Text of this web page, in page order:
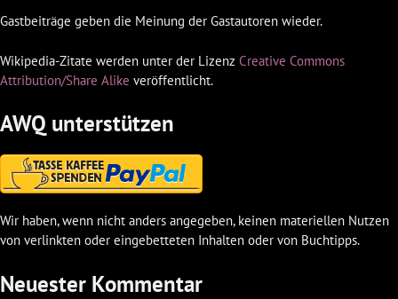
Gastbeiträge geben die Meinung der Gastautoren wieder.
Wikipedia-Zitate werden unter der Lizenz Creative Commons
Attribution/Share Alike veröffentlicht.
AWQ unterstützen
Wir haben, wenn nicht anders angegeben, keinen materiellen Nutzen
von verlinkten oder eingebetteten Inhalten oder von Buchtipps.
Neuester Kommentar